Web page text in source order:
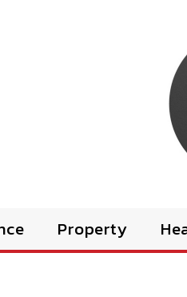
Property